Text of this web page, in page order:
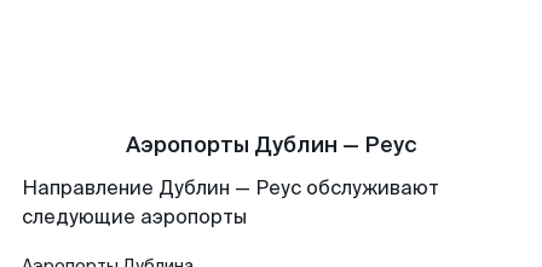
Аэропорты Дублин — Реус
Направление Дублин — Реус обслуживают
следующие аэропорты